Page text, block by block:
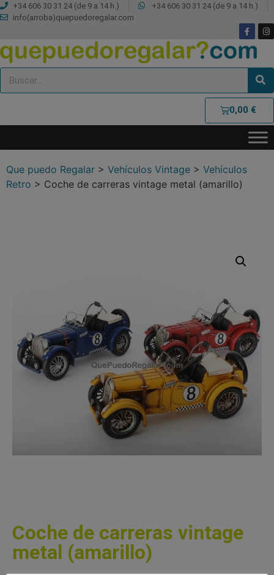
+34 606 30 31 24 (de 9 a 14 h.)
+34 606 30 31 24 (de 9 a 14 h.)
info(arroba)quepuedoregalar.com
0,00 €
Que puedo Regalar > Vehículos Vintage > Vehículos
Retro > Coche de carreras vintage metal (amarillo)
Coche de carreras vintage
metal (amarillo)